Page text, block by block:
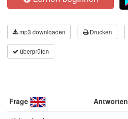
mp3 downloaden Drucken
überprüfen
Frage Antworten